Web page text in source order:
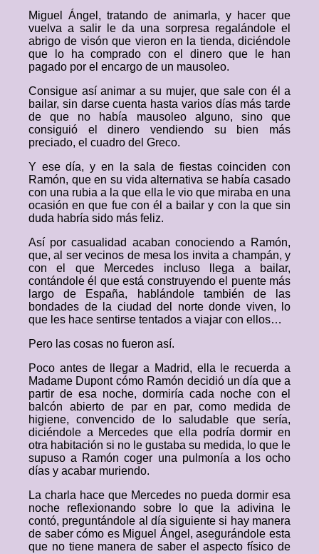
Miguel Ángel, tratando de animarla, y hacer que
vuelva a salir le da una sorpresa regalándole el
abrigo de visón que vieron en la tienda, diciéndole
que lo ha comprado con el dinero que le han
pagado por el encargo de un mausoleo.
Consigue así animar a su mujer, que sale con él a
bailar, sin darse cuenta hasta varios días más tarde
de que no había mausoleo alguno, sino que
consiguió el dinero vendiendo su bien más
preciado, el cuadro del Greco.
Y ese día, y en la sala de fiestas coinciden con
Ramón, que en su vida alternativa se había casado
con una rubia a la que ella le vio que miraba en una
ocasión en que fue con él a bailar y con la que sin
duda habría sido más feliz.
Así por casualidad acaban conociendo a Ramón,
que, al ser vecinos de mesa los invita a champán, y
con el que Mercedes incluso llega a bailar,
contándole él que está construyendo el puente más
largo de España, hablándole también de las
bondades de la ciudad del norte donde viven, lo
que les hace sentirse tentados a viajar con ellos…
Pero las cosas no fueron así.
Poco antes de llegar a Madrid, ella le recuerda a
Madame Dupont cómo Ramón decidió un día que a
partir de esa noche, dormiría cada noche con el
balcón abierto de par en par, como medida de
higiene, convencido de lo saludable que sería,
diciéndole a Mercedes que ella podría dormir en
otra habitación si no le gustaba su medida, lo que le
supuso a Ramón coger una pulmonía a los ocho
días y acabar muriendo.
La charla hace que Mercedes no pueda dormir esa
noche reflexionando sobre lo que la adivina le
contó, preguntándole al día siguiente si hay manera
de saber cómo es Miguel Ángel, asegurándole esta
que no tiene manera de saber el aspecto físico de